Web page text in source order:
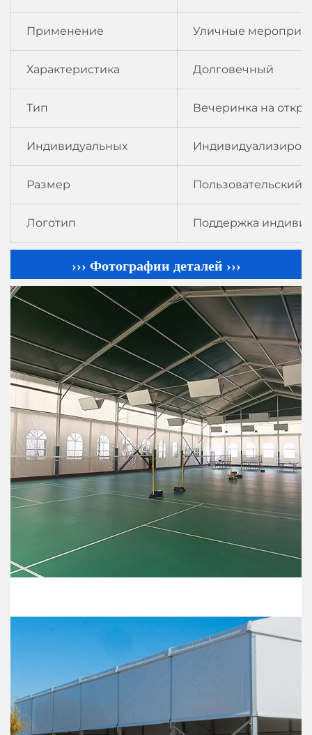
Применение Уличные
Характеристика Долговечный
Тип Вечеринка на
Индивидуальных
Размер Пользовательский
Логотип Поддержка
››› Фотографии деталей ›››